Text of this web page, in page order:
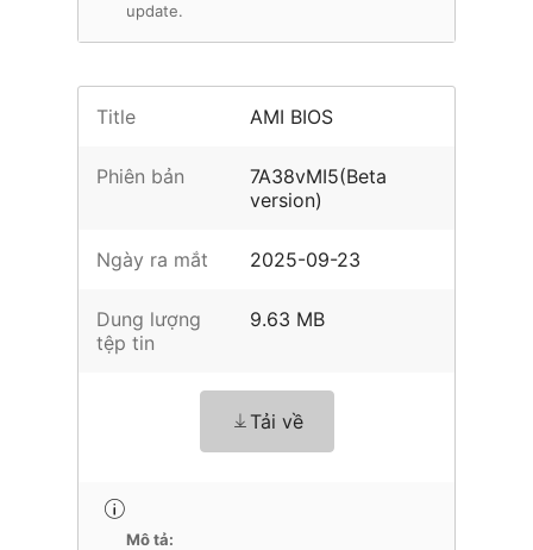
update.
Title AMI BIOS
Phiên bản
7A38vMI5(Beta
version)
Ngày ra mắt 2025-09-23
Dung lượng
tệp tin
9.63 MB
Tải về
Mô tả: